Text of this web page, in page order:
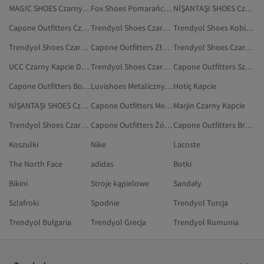
MAGIC SHOES Czarny Kapcie
Fox Shoes Pomarańczowy Kapcie
NİŞANTAŞI SHOES Czarny Kapcie
Capone Outfitters Czerwony Kapcie
Trendyol Shoes Czarny Komputery I Tablety
Trendyol Shoes Kobiety Czapki, Berety I Rękawiczki
Trendyol Shoes Czarny Torby I Torebki
Capone Outfitters Złoty Kapcie
Trendyol Shoes Czarny Torebki Na Ramię
UCC Czarny Kapcie Domowe
Trendyol Shoes Czarny Torby I Pokrowce
Capone Outfitters Szary Kapcie Domowe
Capone Outfitters Bordowy Kapcie
Luvishoes Metaliczny KapcieHotiç Kapcie
NİŞANTAŞI SHOES Czarny Kapcie Domowe
Capone Outfitters Metaliczny KapcieMarjin Czarny Kapcie
Trendyol Shoes Czarny Elektronika
Capone Outfitters Żółty Kapcie
Capone Outfitters Brązowy Kapcie Domowe
Koszulki
Nike
Lacoste
The North Face
adidas
Botki
Bikini
Stroje kąpielowe
Sandały
Szlafroki
Spodnie
Trendyol Turcja
Trendyol Bułgaria
Trendyol Grecja Trendyol Rumunia